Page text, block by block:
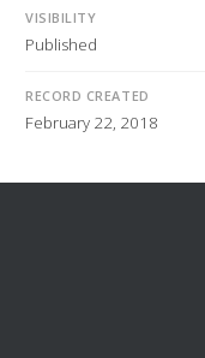
VISIBILITY
Published
RECORD CREATED
February 22, 2018